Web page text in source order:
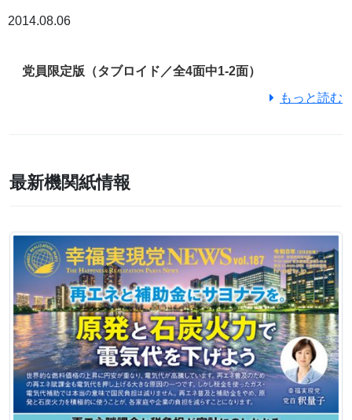
2014.08.06
党員限定版（タブロイド／全4面中1-2面）
もっと読む
最新機関紙情報